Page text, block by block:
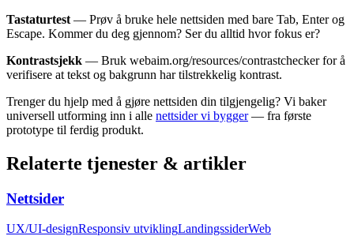
Tastaturtest — Prøv å bruke hele nettsiden med bare Tab, Enter og
Escape. Kommer du deg gjennom? Ser du alltid hvor fokus er?
Kontrastsjekk — Bruk webaim.org/resources/contrastchecker for å
verifisere at tekst og bakgrunn har tilstrekkelig kontrast.
Trenger du hjelp med å gjøre nettsiden din tilgjengelig? Vi baker
universell utforming inn i alle nettsider vi bygger— fra første
prototype til ferdig produkt.
Relaterte tjenester & artikler
Nettsider
UX/UI-designResponsiv utviklingLandingssiderWeb